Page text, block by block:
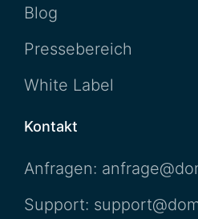
Blog
Pressebereich
White Label
Kontakt
Anfragen:
Support: